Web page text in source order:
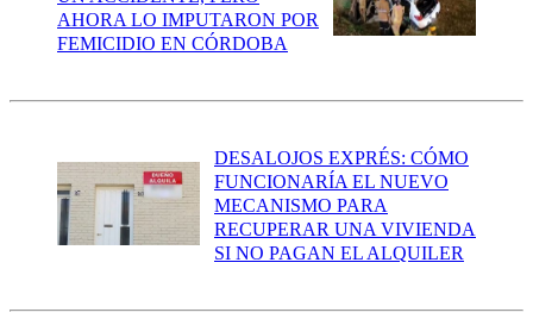
AHORA LO IMPUTARON POR
FEMICIDIO EN CÓRDOBA
DESALOJOS EXPRÉS: CÓMO
FUNCIONARÍA EL NUEVO
MECANISMO PARA
RECUPERAR UNA VIVIENDA
SI NO PAGAN EL ALQUILER